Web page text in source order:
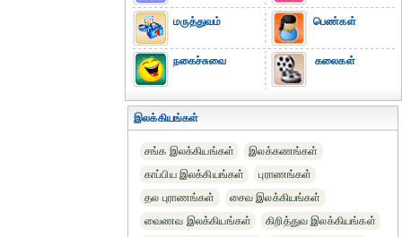
மருத்துவம்
நகைச்சுவை
பெண்கள்
கலைகள்
இலக்கியங்கள்
சங்க இலக்கியங்கள்
இலக்கணங்கள்
காப்பிய இலக்கியங்கள்
புராணங்கள்
தல புராணங்கள்
சைவ இலக்கியங்கள்
வைணவ இலக்கியங்கள்
கிறித்துவ இலக்கியங்கள்